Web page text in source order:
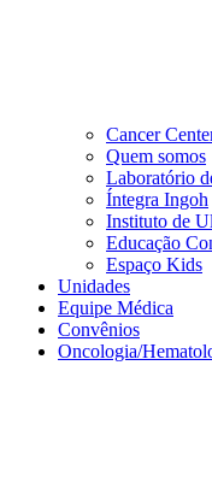
Cancer
Quem somos
Laboratório
Íntegra Ingoh
Instituto de
Educação
Espaço Kids
Unidades
Equipe Médica
Convênios
Oncologia/